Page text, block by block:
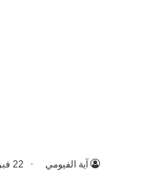
آية الفيومي 22 فبراير، 2023